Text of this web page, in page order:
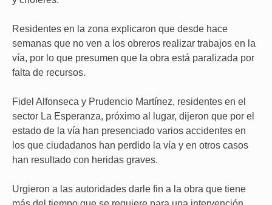
Residentes en la zona explicaron que desde hace
semanas que no ven a los obreros realizar trabajos en la
vía, por lo que presumen que la obra está paralizada por
falta de recursos.
Fidel Alfonseca y Prudencio Martínez, residentes en el
sector La Esperanza, próximo al lugar, dijeron que por el
estado de la vía han presenciado varios accidentes en
los que ciudadanos han perdido la vía y en otros casos
han resultado con heridas graves.
Urgieron a las autoridades darle fin a la obra que tiene